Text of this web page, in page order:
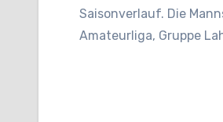
Saisonverlauf. Die
Amateurliga, Gruppe